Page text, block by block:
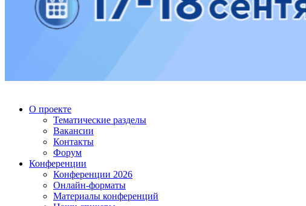
О проекте
Тематические разделы
Вакансии
Контакты
Форум
Конференции
Конференции 2026
Онлайн-форматы
Материалы конференций